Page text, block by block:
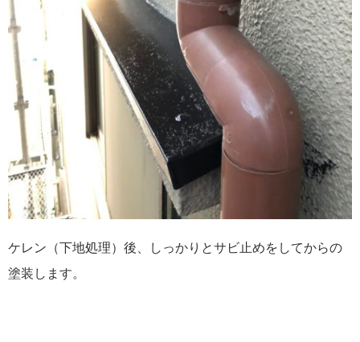
ケレン（下地処理）後、しっかりとサビ止めをしてからの
塗装します。